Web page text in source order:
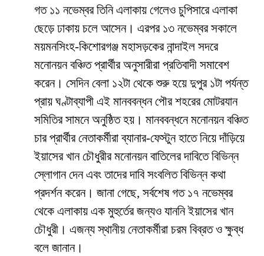
গত ১১ নভেম্বর তিনি এলাকায় গেলেও চুপিসারে এলাকা
ছেড়ে ঢাকায় চলে আসেন। এরপর ১৩ নভেম্বর সকালে
ময়মনসিংহ-কিশোরগঞ্জ মহাসড়কের নান্দাইল সদরে
মনোনয়ন বঞ্চিত প্রার্থীর অনুসারীরা প্রতিবাদী সমাবেশ
করেন। সেদিন বেলা ১২টা থেকে শুরু হয়ে দুপুর ১টা পর্যন্ত
প্রায় ঘণ্টাব্যাপী এই মানববন্ধন পৌর শহরের মোটরযান
সমিতির সামনে অনুষ্ঠিত হয়। মানববন্ধনে মনোনয়ন বঞ্চিত
চার প্রার্থীর নেতাকর্মীরা ব্যানার-ফেস্টুন হাতে নিয়ে দাঁড়িয়ে
ইয়াসের খান চৌধুরীর মনোনয়ন বাতিলের দাবিতে বিভিন্ন
স্লোগান দেন এবং তাদের দাবি সংবলিত বিভিন্ন কথা
প্রদর্শন করেন। জানা গেছে, সর্বশেষ গত ১৭ নভেম্বর
থেকে এলাকায় এক মুহুর্তের জন্যও যাননি ইয়াসের খান
চৌধুরী। এজন্য স্থানীয় নেতাকর্মীরা চরম বিব্রত ও ক্ষুব্ধ
বলে জানান।